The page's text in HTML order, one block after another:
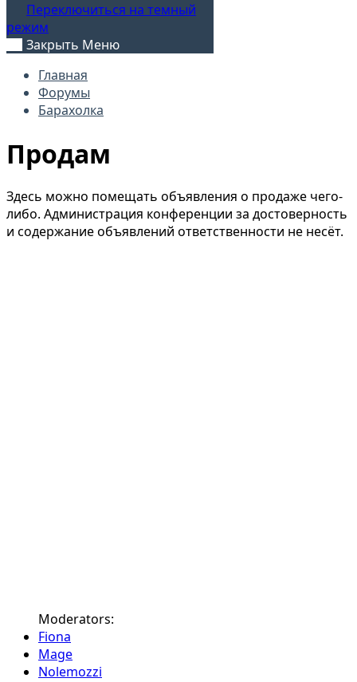
Переключиться на темный
режим
Закрыть Меню
Главная
Форумы
Барахолка
Продам
Здесь можно помещать объявления о продаже чего-
либо. Администрация конференции за достоверность
и содержание объявлений ответственности не несёт.
Moderators:
Fiona
Mage
Nolemozzi